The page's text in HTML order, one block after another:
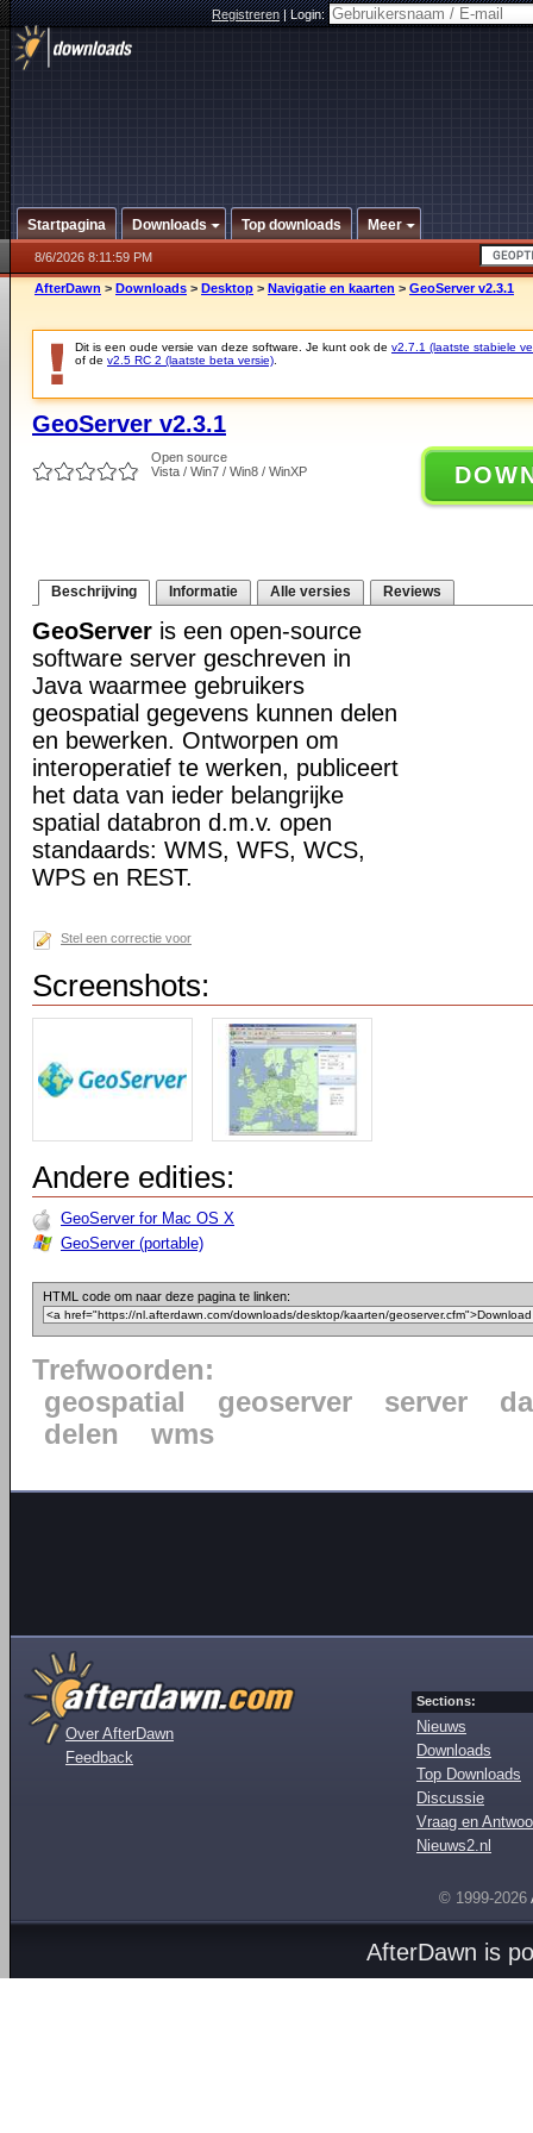
Registreren|Login:
Startpagina Downloads Top downloads Meer
8/6/2026 8:11:59 PM
AfterDawn > Downloads > Desktop > Navigatie en kaarten > GeoServer v2.3.1
Dit is een oude versie van deze software. Je kunt ook de v2.7.1 (laatste stabiele
of de v2.5 RC 2 (laatste beta versie)
GeoServer v2.3.1
Open source
Vista / Win7 / Win8 / WinXP
Beschrijving Informatie Alle versies Reviews
GeoServer is een open-source
software server geschreven in
Java waarmee gebruikers
geospatial gegevens kunnen delen
en bewerken. Ontworpen om
interoperatief te werken, publiceert
het data van ieder belangrijke
spatial databron d.m.v. open
standaards: WMS, WFS, WCS,
WPS en REST.
Stel een correctie voor
Screenshots:
Andere edities:
GeoServer for Mac OS X
GeoServer (portable)
HTML code om naar deze pagina te linken:
Trefwoorden:
geospatial
geoserver server
delen
wms
Over AfterDawn
Feedback
Sections:
Nieuws
Downloads
Top Downloads
Discussie
Vraag en
Nieuws2.nl
© 1999-2026
AfterDawn is